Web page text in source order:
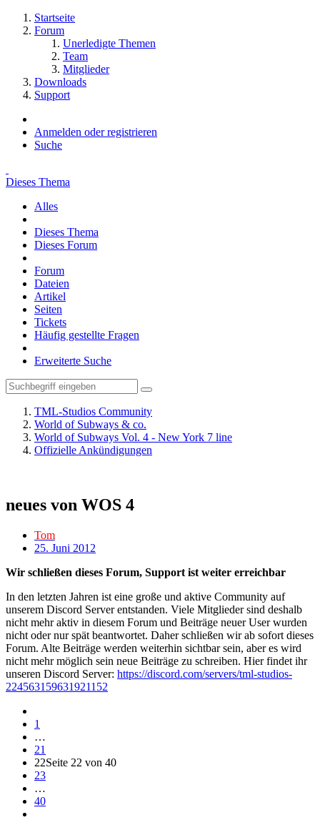
Startseite
Forum
Unerledigte Themen
Team
Mitglieder
Downloads
Support
Anmelden oder registrieren
Suche
Dieses Thema
Alles
Dieses Thema
Dieses Forum
Forum
Dateien
Artikel
Seiten
Tickets
Häufig gestellte Fragen
Erweiterte Suche
TML-Studios Community
World of Subways & co.
World of Subways Vol. 4 - New York 7 line
Offizielle Ankündigungen
neues von WOS 4
Tom
25. Juni 2012
Wir schließen dieses Forum, Support ist weiter erreichbar
In den letzten Jahren ist eine große und aktive Community auf
unserem Discord Server entstanden. Viele Mitglieder sind deshalb
nicht mehr aktiv in diesem Forum und Beiträge neuer User wurden
nicht oder nur spät beantwortet. Daher schließen wir ab sofort dieses
Forum. Alte Beiträge werden weiterhin sichtbar sein, aber es wird
nicht mehr möglich sein neue Beiträge zu schreiben. Hier findet ihr
unseren Discord Server: https://discord.com/servers/tml-studios-
224563159631921152
1
…
21
22Seite 22 von 40
23
…
40